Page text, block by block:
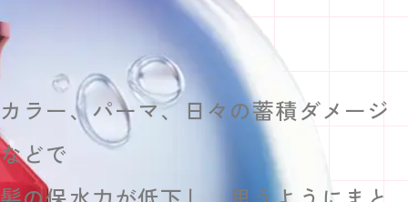
カラー、パーマ、日々の蓄積ダメージ
などで